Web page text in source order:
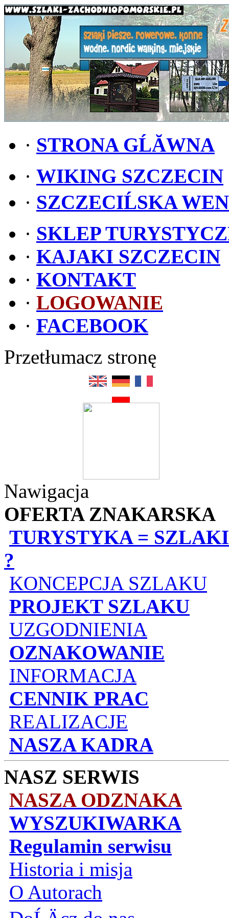
· STRONA GĹĂWNA
· WIKING SZCZECIN
· SZCZECIĹSKA
· SKLEP
· KAJAKI SZCZECIN
· KONTAKT
· LOGOWANIE
· FACEBOOK
Przetłumacz stronę
Nawigacja
OFERTA ZNAKARSKA
TURYSTYKA = SZLAKI
?
KONCEPCJA SZLAKU
PROJEKT SZLAKU
UZGODNIENIA
OZNAKOWANIE
INFORMACJA
CENNIK PRAC
REALIZACJE
NASZA KADRA
NASZ SERWIS
NASZA ODZNAKA
WYSZUKIWARKA
Regulamin serwisu
Historia i misja
O Autorach